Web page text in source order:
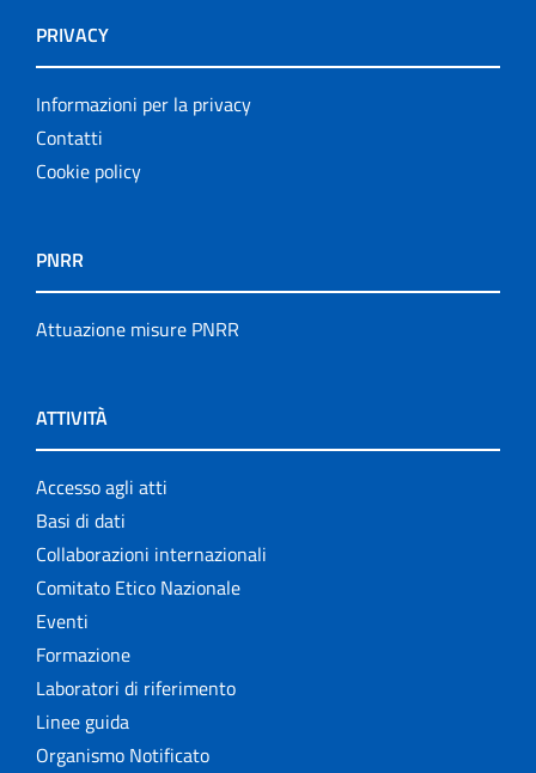
PRIVACY
Informazioni per la privacy
Contatti
Cookie policy
PNRR
Attuazione misure PNRR
ATTIVITÀ
Accesso agli atti
Basi di dati
Collaborazioni internazionali
Comitato Etico Nazionale
Eventi
Formazione
Laboratori di riferimento
Linee guida
Organismo Notificato